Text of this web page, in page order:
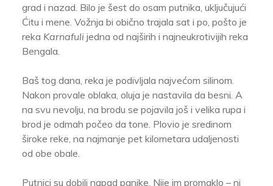
grad i nazad. Bilo je šest do osam putnika, uključujući
Ćitu i mene. Vožnja bi obično trajala sat i po, pošto je
reka Karnafulijedna od najširih i najneukrotivijih reka
Bengala.
Baš tog dana, reka je podivljala najvećom silinom.
Nakon provale oblaka, oluja je nastavila da besni. A
na svu nevolju, na brodu se pojavila još i velika rupa i
brod je odmah počeo da tone. Plovio je sredinom
široke reke, na najmanje pet kilometara udaljenosti
od obe obale.
Putnici su dobili napad panike. Nije im promaklo – ni